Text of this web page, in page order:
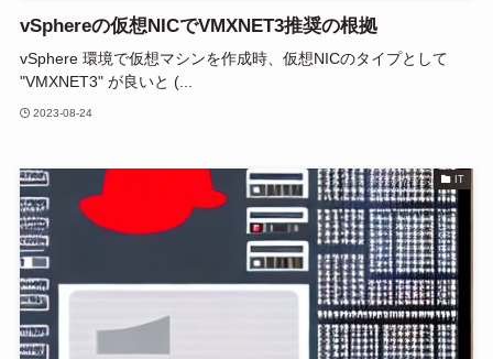
vSphereの仮想NICでVMXNET3推奨の根拠
vSphere 環境で仮想マシンを作成時、仮想NICのタイプとして
"VMXNET3" が良いと (...
2023-08-24
IT